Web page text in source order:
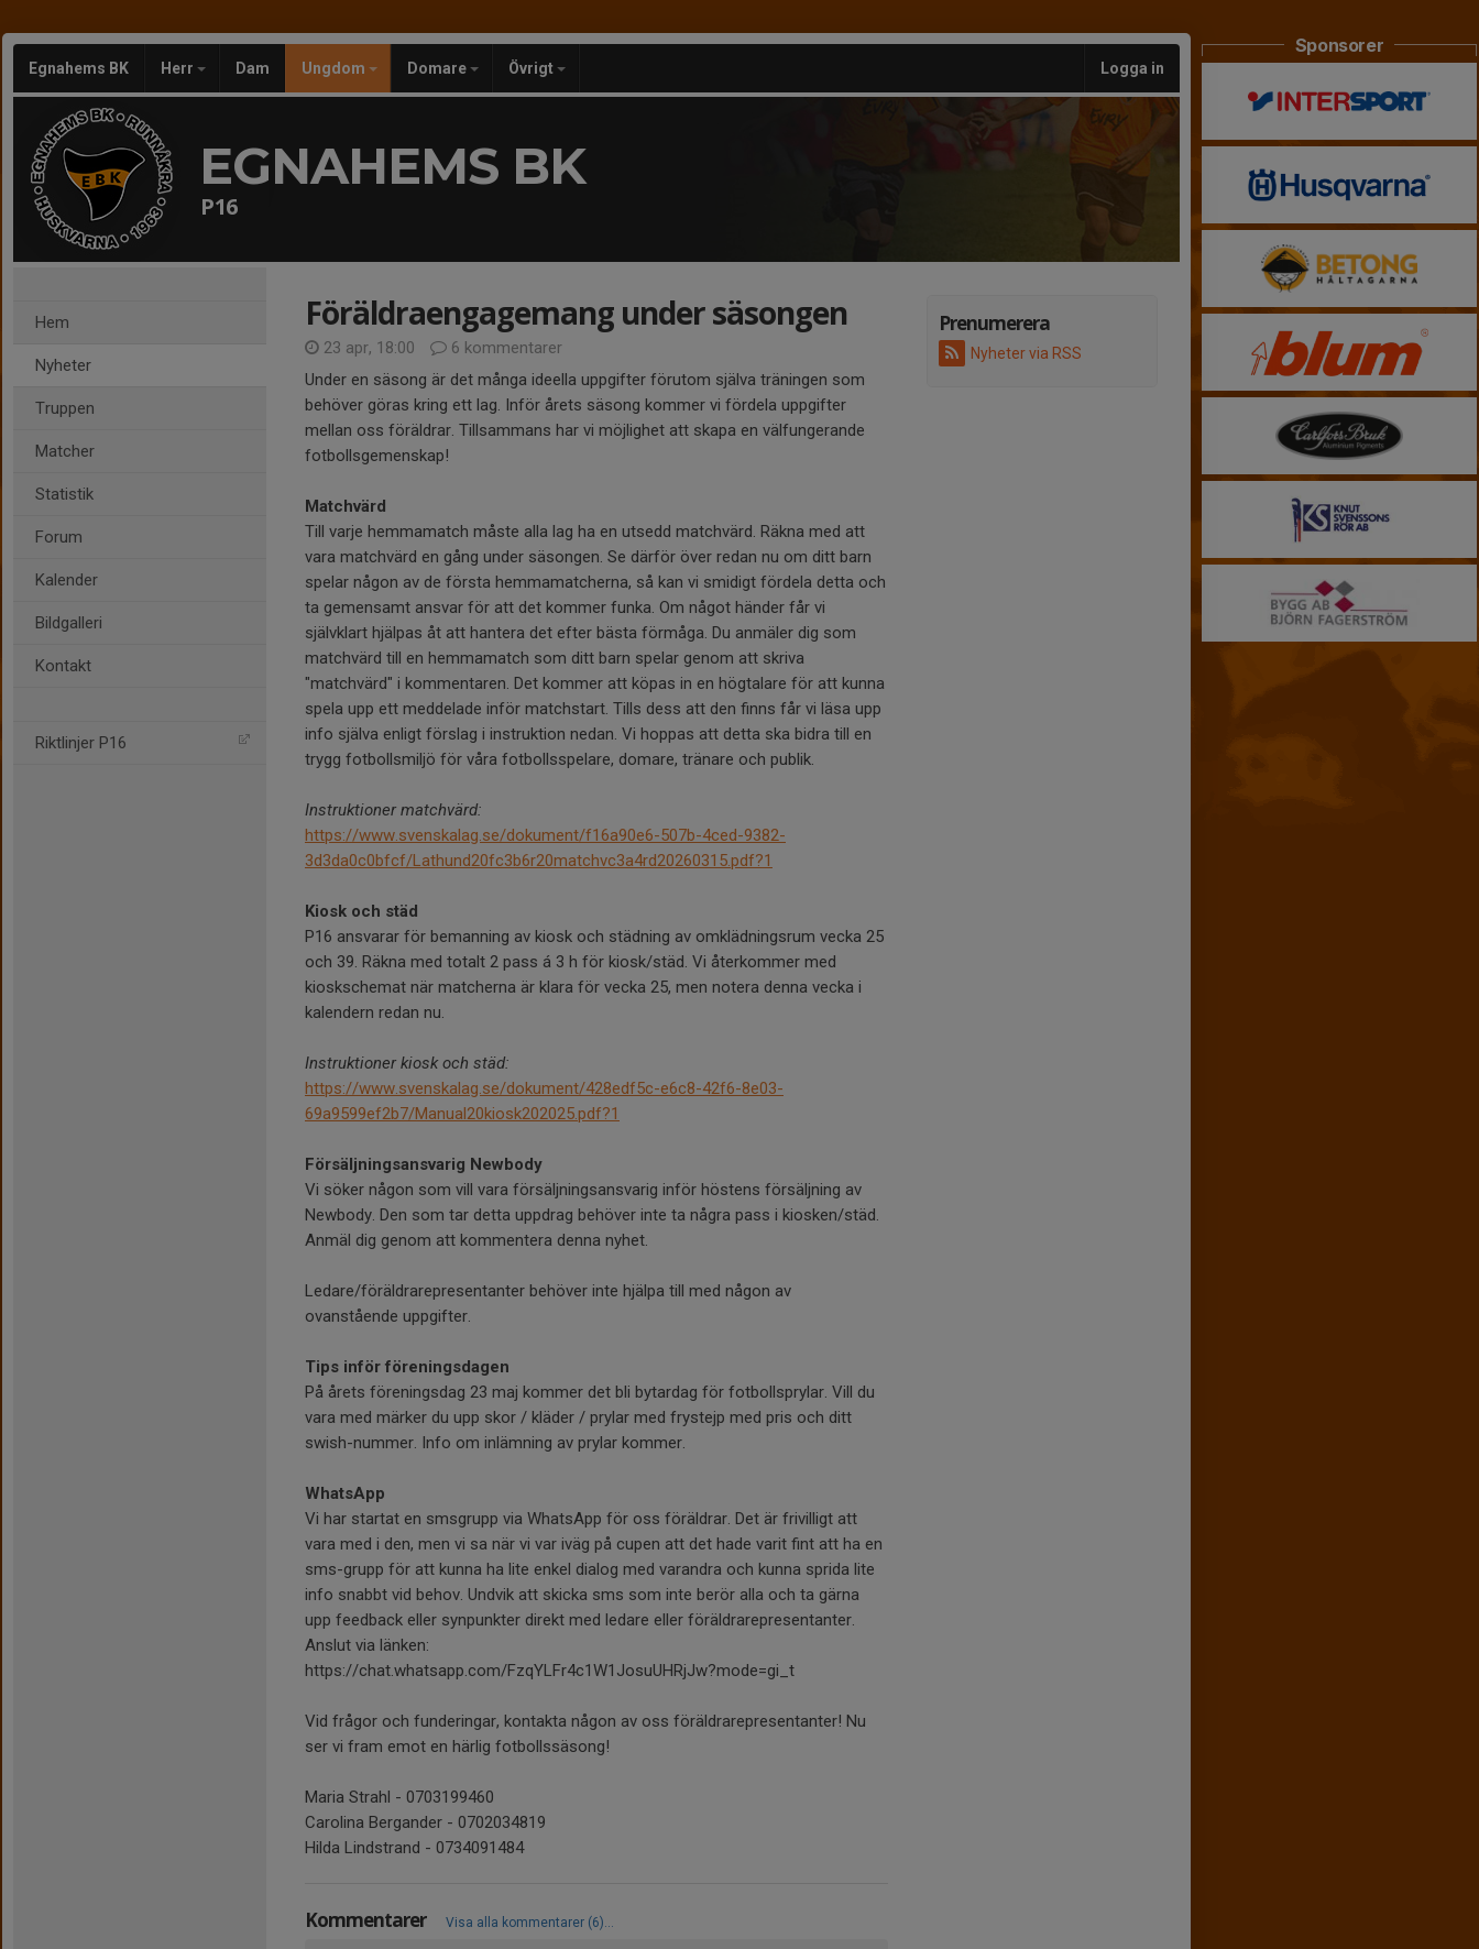
Egnahems BK Herr Dam Ungdom Domare Övrigt Logga in
EGNAHEMS BK
P16
Hem
Nyheter
Truppen
Matcher
Statistik
Forum
Kalender
Bildgalleri
Kontakt
Riktlinjer P16
Prenumerera
Nyheter via RSS
Föräldraengagemang under säsongen
23 apr, 18:00
6 kommentarer
Under en säsong är det många ideella uppgifter förutom själva träningen som
behöver göras kring ett lag. Inför årets säsong kommer vi fördela uppgifter
mellan oss föräldrar. Tillsammans har vi möjlighet att skapa en välfungerande
fotbollsgemenskap!
Matchvärd
Till varje hemmamatch måste alla lag ha en utsedd matchvärd. Räkna med att
vara matchvärd en gång under säsongen. Se därför över redan nu om ditt barn
spelar någon av de första hemmamatcherna, så kan vi smidigt fördela detta och
ta gemensamt ansvar för att det kommer funka. Om något händer får vi
självklart hjälpas åt att hantera det efter bästa förmåga. Du anmäler dig som
matchvärd till en hemmamatch som ditt barn spelar genom att skriva
"matchvärd" i kommentaren. Det kommer att köpas in en högtalare för att kunna
spela upp ett meddelade inför matchstart. Tills dess att den finns får vi läsa upp
info själva enligt förslag i instruktion nedan. Vi hoppas att detta ska bidra till en
trygg fotbollsmiljö för våra fotbollsspelare, domare, tränare och publik.
Instruktioner matchvärd:
https://www.svenskalag.se/dokument/f16a90e6-507b-4ced-9382-
3d3da0c0bfcf/Lathund20fc3b6r20matchvc3a4rd20260315.pdf?1
Kiosk och städ
P16 ansvarar för bemanning av kiosk och städning av omklädningsrum vecka 25
och 39. Räkna med totalt 2 pass á 3 h för kiosk/städ. Vi återkommer med
kioskschemat när matcherna är klara för vecka 25, men notera denna vecka i
kalendern redan nu.
Instruktioner kiosk och städ:
https://www.svenskalag.se/dokument/428edf5c-e6c8-42f6-8e03-
69a9599ef2b7/Manual20kiosk202025.pdf?1
Försäljningsansvarig Newbody
Vi söker någon som vill vara försäljningsansvarig inför höstens försäljning av
Newbody. Den som tar detta uppdrag behöver inte ta några pass i kiosken/städ.
Anmäl dig genom att kommentera denna nyhet.
Ledare/föräldrarepresentanter behöver inte hjälpa till med någon av
ovanstående uppgifter.
Tips inför föreningsdagen
På årets föreningsdag 23 maj kommer det bli bytardag för fotbollsprylar. Vill du
vara med märker du upp skor / kläder / prylar med frystejp med pris och ditt
swish-nummer. Info om inlämning av prylar kommer.
WhatsApp
Vi har startat en smsgrupp via WhatsApp för oss föräldrar. Det är frivilligt att
vara med i den, men vi sa när vi var iväg på cupen att det hade varit fint att ha en
sms-grupp för att kunna ha lite enkel dialog med varandra och kunna sprida lite
info snabbt vid behov. Undvik att skicka sms som inte berör alla och ta gärna
upp feedback eller synpunkter direkt med ledare eller föräldrarepresentanter.
Anslut via länken:
https://chat.whatsapp.com/FzqYLFr4c1W1JosuUHRjJw?mode=gi_t
Vid frågor och funderingar, kontakta någon av oss föräldrarepresentanter! Nu
ser vi fram emot en härlig fotbollssäsong!
Maria Strahl - 0703199460
Carolina Bergander - 0702034819
Hilda Lindstrand - 0734091484
Kommentarer Visa alla kommentarer (6)...
Sponsorer